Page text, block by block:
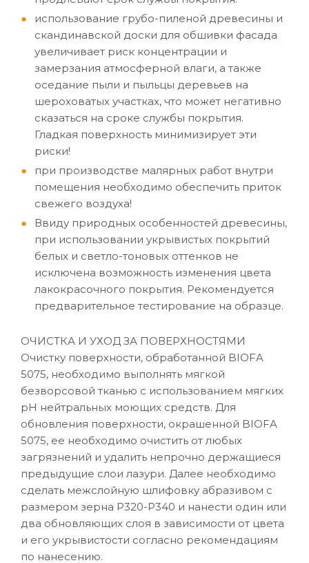
использование грубо-пиленой древесины и
скандинавской доски для обшивки фасада
увеличивает риск концентрации и
замерзания атмосферной влаги, а также
оседание пыли и пыльцы деревьев на
шероховатых участках, что может негативно
сказаться на сроке службы покрытия.
Гладкая поверхность минимизирует эти
риски!
при производстве малярных работ внутри
помещения необходимо обеспечить приток
свежего воздуха!
Ввиду природных особенностей древесины,
при использовании укрывистых покрытий
белых и светло-тоновых оттенков не
исключена возможность изменения цвета
лакокрасочного покрытия. Рекомендуется
предварительное тестирование на образце.
ОЧИСТКА И УХОД ЗА ПОВЕРХНОСТЯМИ
Очистку поверхности, обработанной BIOFA
5075, необходимо выполнять мягкой
безворсовой тканью с использованием мягких
рН нейтральных моющих средств. Для
обновления поверхности, окрашенной BIOFA
5075, ее необходимо очистить от любых
загрязнений и удалить непрочно держащиеся
предыдущие слои лазури. Далее необходимо
сделать межслойную шлифовку абразивом с
размером зерна P320-Р340 и нанести один или
два обновляющих слоя в зависимости от цвета
и его укрывистости согласно рекомендациям
по нанесению.